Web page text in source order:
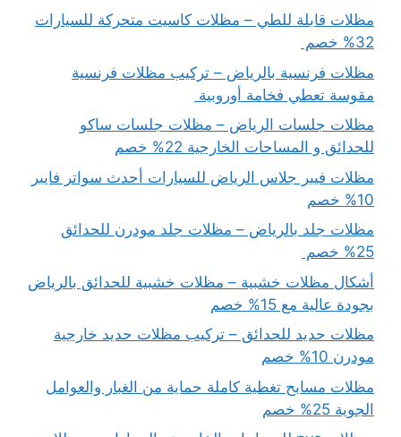
مظلات قابلة للطي – مظلات كاسيت متحركة للسيارات
32% خصم
مظلات فرنسية بالرياض – تركيب مظلات فرنسية
مقوسة تعطي فخامة أوروبية
مظلات جلسات الرياض – مظلات جلسات ساكو
للحدائق و المساحات الخارجية 22% خصم
مظلات فيبر جلاس الرياض للسيارات أحدث سواتر فايبر
10% خصم
مظلات جلد بالرياض – مظلات جلد مودرن للحدائق
25% خصم
أشكال مظلات خشبية – مظلات خشبية للحدائق بالرياض
بجودة عالية مع 15% خصم
مظلات حديد للحدائق – تركيب مظلات حديد خارجية
مودرن 10% خصم
مظلات مسابح تغطية كاملة حماية من الغبار والعوامل
الجوية 25% خصم